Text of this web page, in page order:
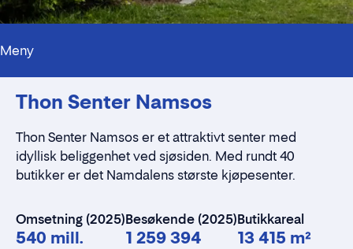
Meny
Alt du trenger å vite
Standleie
Kontaktskjema
Thon Senter Namsos
Thon Senter Namsos er et attraktivt senter med
idyllisk beliggenhet ved sjøsiden. Med rundt 40
butikker er det Namdalens største kjøpesenter.
Omsetning (2025)
540 mill.
Besøkende (2025)
1 259 394
Butikkareal
13 415 m²